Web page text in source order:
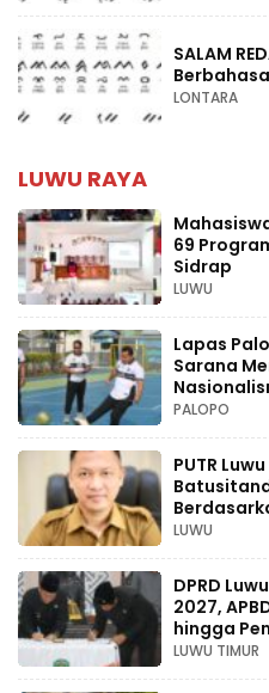
SALAM
LONTARA
LUWU RAYA
69
Sidrap
LUWU
Lapas
Sarana
PALOPO
PUTR
LUWU
DPRD
2027,
hingga
LUWU TIMUR